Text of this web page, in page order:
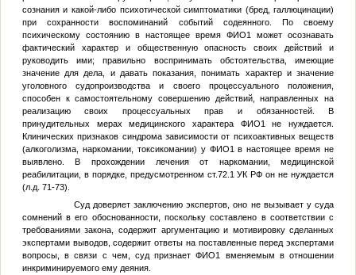
сознания и какой-либо психотической симптоматики (бред, галлюцинации)
при сохранности воспоминаний событий содеянного. По своему
психическому состоянию в настоящее времяФИО1
может осознавать
фактический характер и общественную опасность своих действий и
руководить ими; правильно воспринимать обстоятельства, имеющие
значение для дела, и давать показания, понимать характер и значение
уголовного судопроизводства и своего процессуального положения,
способен к самостоятельному совершению действий, направленных на
реализацию своих процессуальных прав и обязанностей. В
принудительных мерах медицинского характера ФИО1
не нуждается.
Клинических признаков синдрома зависимости от психоактивных веществ
(алкоголизма, наркомании, токсикомании) у ФИО1 в настоящее время не
выявлено. В прохождении лечения от наркомании, медицинской
реабилитации, в порядке, предусмотренном ст.72.1 УК РФ он не нуждается
(л.д. 71-73).
Суд доверяет заключению экспертов, оно не вызывает у суда
сомнений в его обоснованности, поскольку составлено в соответствии с
требованиями закона, содержит аргументацию и мотивировку сделанных
экспертами выводов, содержит ответы на поставленные перед экспертами
вопросы, в связи с чем, суд признаетФИО1
вменяемым в отношении
инкриминируемого ему деяния.